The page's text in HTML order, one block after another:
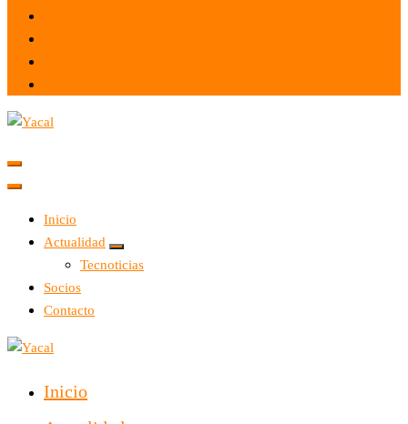
Yacal micro hosting
Inicio
Actualidad
Tecnoticias
Socios
Contacto
Yacal micro hosting
Inicio